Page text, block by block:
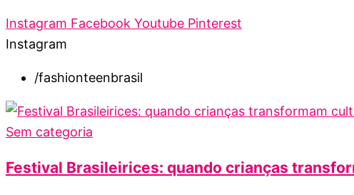
Instagram Facebook Youtube Pinterest
Instagram
/fashionteenbrasil
Sem categoria
Festival Brasileirices: quando crianças